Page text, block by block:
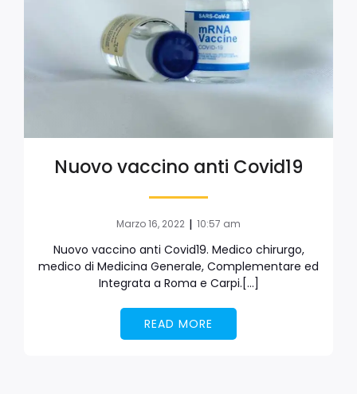
Nuovo vaccino anti Covid19
Marzo 16, 2022 | 10:57 am
Nuovo vaccino anti Covid19. Medico chirurgo,
medico di Medicina Generale, Complementare ed
Integrata a Roma e Carpi.[…]
READ MORE